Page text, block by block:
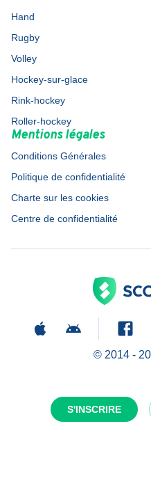
S'INSCRIRE
Hand
Rugby
Volley
Hockey-sur-glace
Rink-hockey
Roller-hockey
Mentions légales
Conditions Générales
Politique de confidentialité
Charte sur les cookies
Centre de confidentialité
© 2014 -